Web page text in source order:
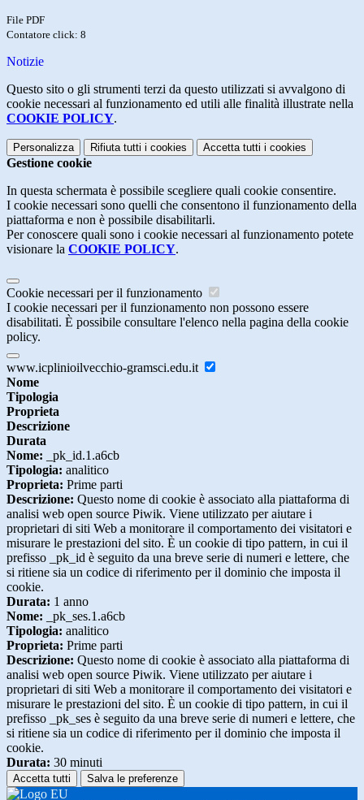
File PDF
Contatore click: 8
Notizie
Questo sito o gli strumenti terzi da questo utilizzati si avvalgono di
cookie necessari al funzionamento ed utili alle finalità illustrate nella
COOKIE POLICY.
Personalizza Rifiuta tutti i cookies Accetta tutti i cookies
Gestione cookie
In questa schermata è possibile scegliere quali cookie consentire.
I cookie necessari sono quelli che consentono il funzionamento della
piattaforma e non è possibile disabilitarli.
Per conoscere quali sono i cookie necessari al funzionamento potete
visionare la COOKIE POLICY.
Cookie necessari per il funzionamento
I cookie necessari per il funzionamento non possono essere
disabilitati. È possibile consultare l'elenco nella pagina della cookie
policy.
www.icplinioilvecchio-gramsci.edu.it
Nome
Tipologia
Proprieta
Descrizione
Durata
Nome: _pk_id.1.a6cb
Tipologia: analitico
Proprieta: Prime parti
Descrizione: Questo nome di cookie è associato alla piattaforma di
analisi web open source Piwik. Viene utilizzato per aiutare i
proprietari di siti Web a monitorare il comportamento dei visitatori e
misurare le prestazioni del sito. È un cookie di tipo pattern, in cui il
prefisso _pk_id è seguito da una breve serie di numeri e lettere, che
si ritiene sia un codice di riferimento per il dominio che imposta il
cookie.
Durata: 1 anno
Nome: _pk_ses.1.a6cb
Tipologia: analitico
Proprieta: Prime parti
Descrizione: Questo nome di cookie è associato alla piattaforma di
analisi web open source Piwik. Viene utilizzato per aiutare i
proprietari di siti Web a monitorare il comportamento dei visitatori e
misurare le prestazioni del sito. È un cookie di tipo pattern, in cui il
prefisso _pk_ses è seguito da una breve serie di numeri e lettere, che
si ritiene sia un codice di riferimento per il dominio che imposta il
cookie.
Durata: 30 minuti
Accetta tutti Salva le preferenze